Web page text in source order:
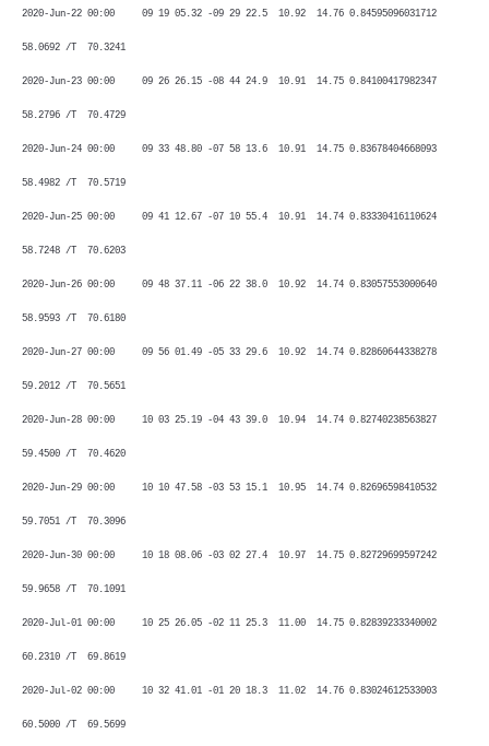
2020-Jun-22 00:00 09 19 05.32 -09 29 22.5 10.92 14.76 0.84595096031712
58.0692 /T 70.3241
2020-Jun-23 00:00 09 26 26.15 -08 44 24.9 10.91 14.75 0.84100417982347
58.2796 /T 70.4729
2020-Jun-24 00:00 09 33 48.80 -07 58 13.6 10.91 14.75 0.83678404668093
58.4982 /T 70.5719
2020-Jun-25 00:00 09 41 12.67 -07 10 55.4 10.91 14.74 0.83330416110624
58.7248 /T 70.6203
2020-Jun-26 00:00 09 48 37.11 -06 22 38.0 10.92 14.74 0.83057553000640
58.9593 /T 70.6180
2020-Jun-27 00:00 09 56 01.49 -05 33 29.6 10.92 14.74 0.82860644338278
59.2012 /T 70.5651
2020-Jun-28 00:00 10 03 25.19 -04 43 39.0 10.94 14.74 0.82740238563827
59.4500 /T 70.4620
2020-Jun-29 00:00 10 10 47.58 -03 53 15.1 10.95 14.74 0.82696598410532
59.7051 /T 70.3096
2020-Jun-30 00:00 10 18 08.06 -03 02 27.4 10.97 14.75 0.82729699597242
59.9658 /T 70.1091
2020-Jul-01 00:00 10 25 26.05 -02 11 25.3 11.00 14.75 0.82839233340002
60.2310 /T 69.8619
2020-Jul-02 00:00 10 32 41.01 -01 20 18.3 11.02 14.76 0.83024612533003
60.5000 /T 69.5699